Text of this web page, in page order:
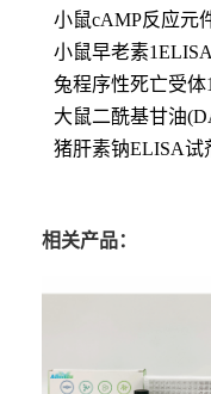
小鼠cAMP反应元
小鼠早老素
兔程序性死亡受
大鼠二酰基甘油
猪肝素钠ELISA试
相关产品：